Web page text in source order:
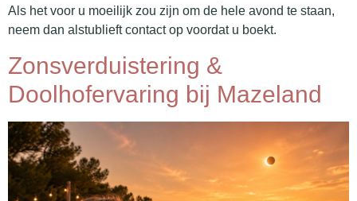
Als het voor u moeilijk zou zijn om de hele avond te staan,
neem dan alstublieft contact op voordat u boekt.
Zonsverduistering &
Doolhofervaring bij Mazeland